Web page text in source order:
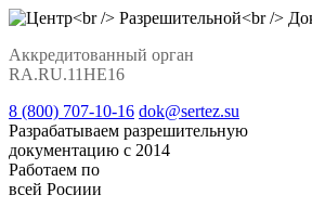
Аккредитованный орган
RA.RU.11НЕ16
8 (800) 707-10-16 dok@sertez.su
Разрабатываем разрешительную
документацию с 2014
Работаем по
всей Росиии